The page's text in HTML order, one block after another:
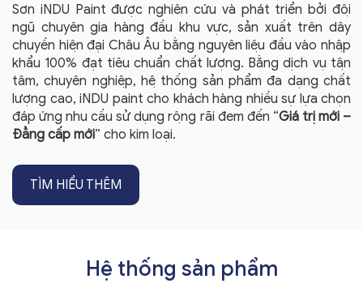
Sơn iNDU Paint được nghiên cứu và phát triển bởi đội
ngũ chuyên gia hàng đầu khu vực, sản xuất trên dây
chuyền hiện đại Châu Âu bằng nguyên liệu đầu vào nhập
khẩu 100% đạt tiêu chuẩn chất lượng. Bằng dịch vụ tận
tâm, chuyên nghiệp, hệ thống sản phẩm đa dạng chất
lượng cao, iNDU paint cho khách hàng nhiều sự lựa chọn
đáp ứng nhu cầu sử dụng rộng rãi đem đến “Giá trị mới –
Đẳng cấp mới” cho kim loại.
TÌM HIỂU THÊM
Hệ thống sản phẩm